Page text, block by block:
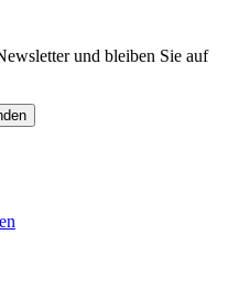
und bleiben Sie auf